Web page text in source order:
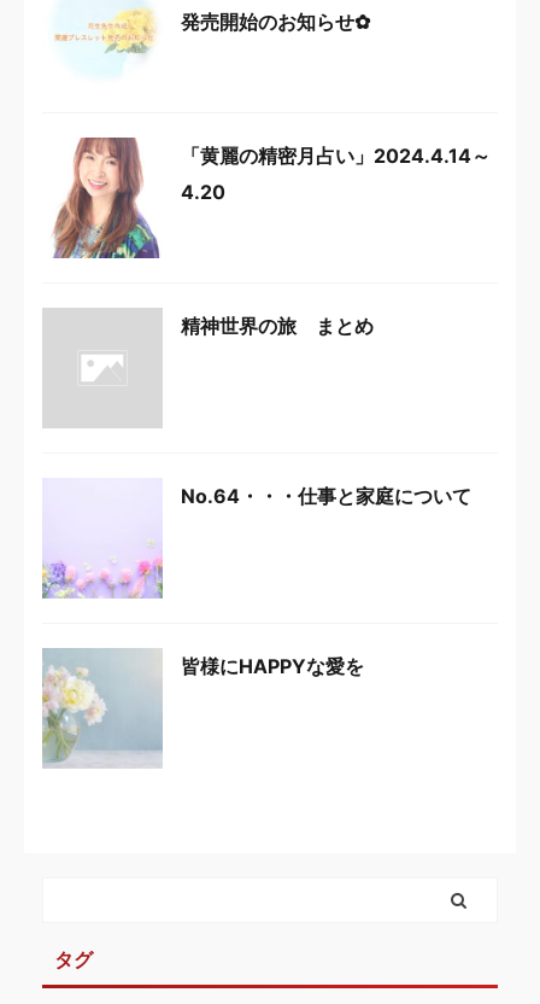
発売開始のお知らせ✿
「黄麗の精密月占い」2024.4.14～
4.20
精神世界の旅 まとめ
No.64・・・仕事と家庭について
皆様にHAPPYな愛を
タグ